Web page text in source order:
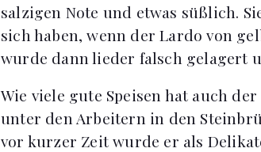
salzigen Note und etwas süßlich.
sich haben, wenn der Lardo von
wurde dann lieder falsch gelagert
Wie viele gute Speisen hat auch
unter den Arbeitern in den
vor kurzer Zeit wurde er als